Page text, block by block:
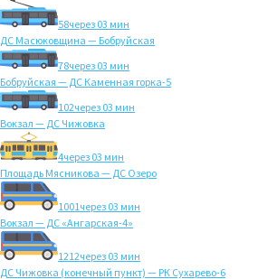
58через 03 мин
ДС Масюковщина — Бобруйская
78через 03 мин
Бобруйская — ДС Каменная горка-5
102через 03 мин
Вокзал — ДС Чижовка
4через 03 мин
Площадь Мясникова — ДС Озеро
1001через 03 мин
Вокзал — ДС «Ангарская-4»
1212через 03 мин
ДС Чижовка (конечный пункт) — РК Сухарево-6